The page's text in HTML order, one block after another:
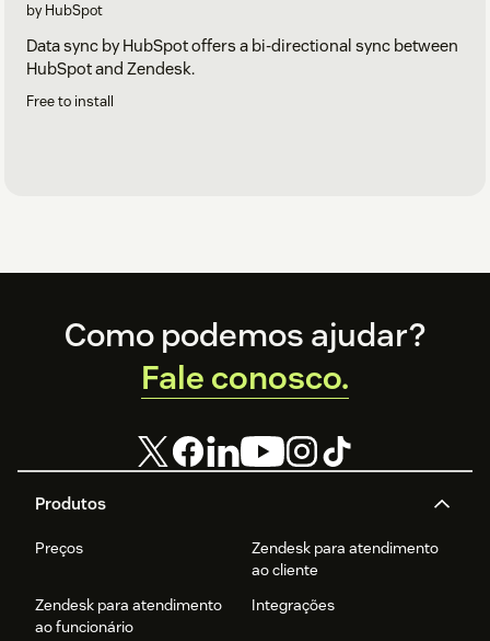
by HubSpot
Data sync by HubSpot offers a bi-directional sync between
HubSpot and Zendesk.
Free to install
Footer
Produtos
Preços
Zendesk para atendimento
ao cliente
Zendesk para atendimento
ao funcionário
Integrações
Como podemos ajudar?
Fale conosco.